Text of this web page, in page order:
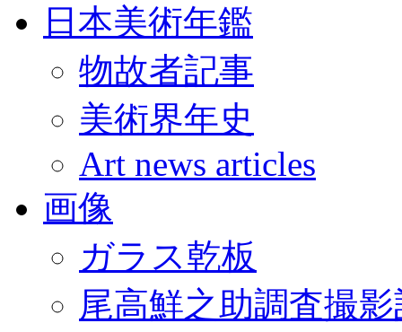
日本美術年鑑
物故者記事
美術界年史
Art news articles
画像
ガラス乾板
尾高鮮之助調査撮